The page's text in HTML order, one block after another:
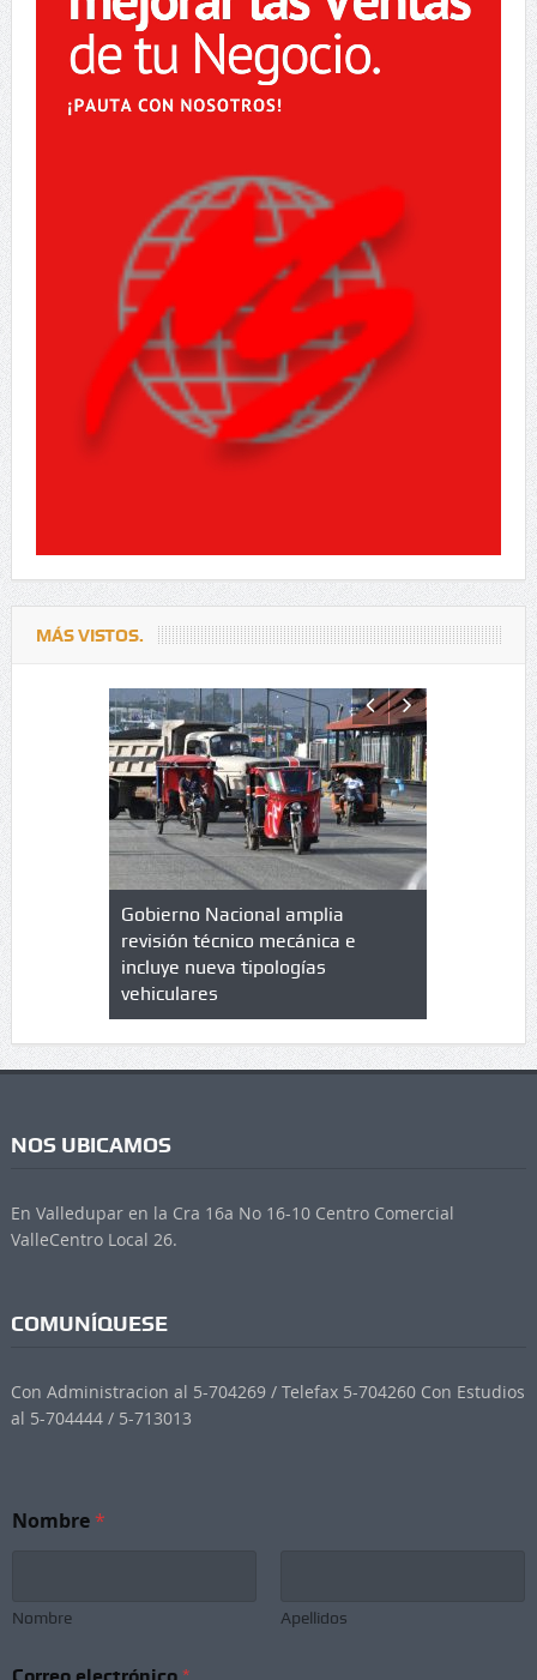
MÁS VISTOS.
en
Gobierno Nacional amplia
revisión técnico mecánica e
incluye nueva tipologías
vehiculares
NOS UBICAMOS
En Valledupar en la Cra 16a No 16-10 Centro Comercial
ValleCentro Local 26.
COMUNÍQUESE
Con Administracion al 5-704269 / Telefax 5-704260 Con Estudios
al 5-704444 / 5-713013
Nombre*
Nombre Apellidos